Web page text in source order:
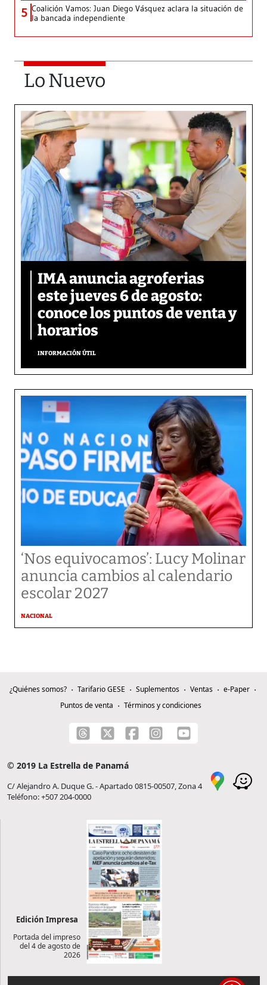
5 Coalición Vamos: Juan Diego Vásquez aclara la situación de
la bancada independiente
Lo Nuevo
IMA anuncia agroferias
este jueves 6 de agosto:
conoce los puntos de venta y
horarios
INFORMACIÓN ÚTIL
‘Nos equivocamos’: Lucy Molinar
anuncia cambios al calendario
escolar 2027
NACIONAL
¿Quiénes somos? Tarifario GESE Suplementos Ventas
e-Paper
Puntos de venta
Términos y condiciones
© 2019 La Estrella de Panamá
C/ Alejandro A. Duque G. - Apartado 0815-00507, Zona 4
Teléfono: +507 204-0000
Edición Impresa
Portada del impreso
del 4 de agosto de
2026